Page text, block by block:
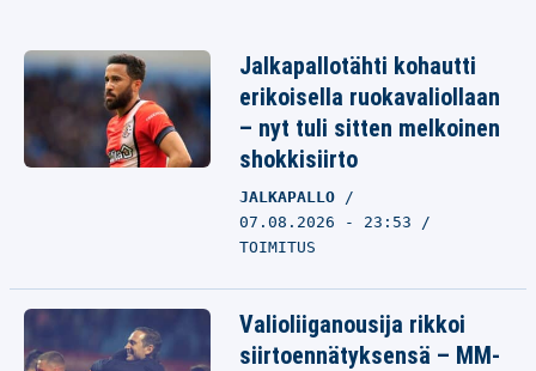
Jalkapallotähti kohautti
erikoisella ruokavaliollaan
– nyt tuli sitten melkoinen
shokkisiirto
JALKAPALLO
07.08.2026 - 23:53
TOIMITUS
Valioliiganousija rikkoi
siirtoennätyksensä – MM-